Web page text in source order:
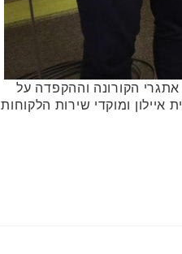
ההתרמה לעמותת שלוה שהתקיים ביום חמישי האחרון, 26.11. לנוכח אתגרי הקורונה וההקפדה על
ומוקדי שירות הלקוחות